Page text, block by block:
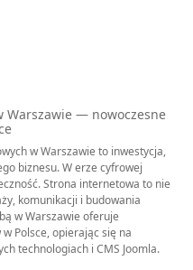
Warszawie — nowoczesne
w Warszawie to inwestycja,
biznesu. W erze cyfrowej
Strona internetowa to nie
komunikacji i budowania
w Warszawie oferuje
Polsce, opierając się na
technologiach i CMS Joomla.